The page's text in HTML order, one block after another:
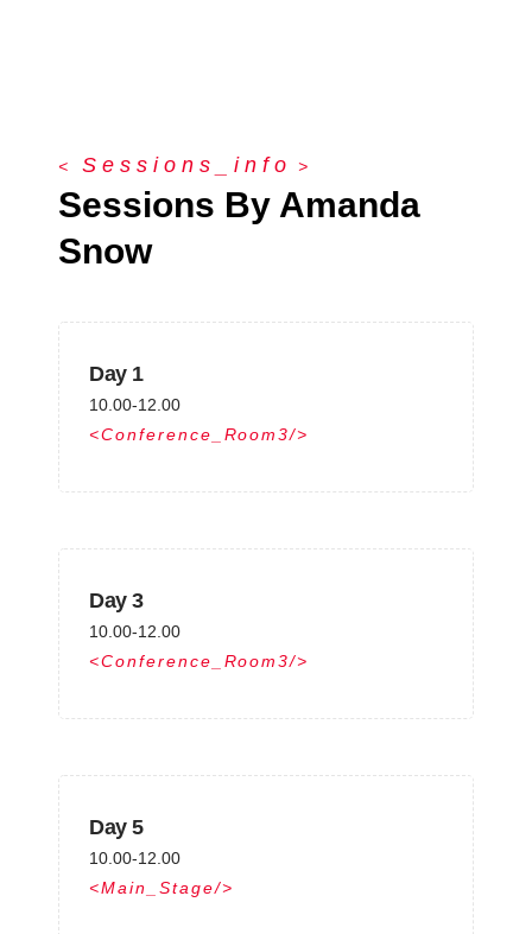
S e s s i o n s i n f o
Sessions By Amanda
Snow
Day 1
10.00-12.00
Conference_Room3
Day 3
10.00-12.00
Conference_Room3
Day 5
10.00-12.00
Main_Stage